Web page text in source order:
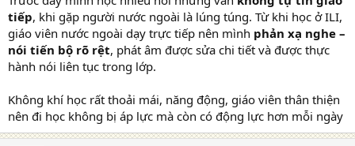
tiếp, khi gặp người nước ngoài là lúng túng. Từ khi học ở ILI,
giáo viên nước ngoài dạy trực tiếp nên mình phản xạ nghe –
nói tiến bộ rõ rệt, phát âm được sửa chi tiết và được thực
hành nói liên tục trong lớp.
Không khí học rất thoải mái, năng động, giáo viên thân thiện
nên đi học không bị áp lực mà còn có động lực hơn mỗi ngày